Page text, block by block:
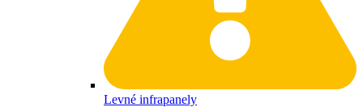
Levné infrapanely